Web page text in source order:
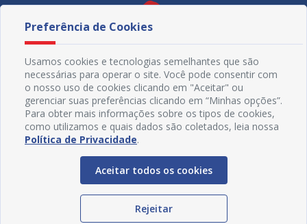
Redes Sociais
Preferência de Cookies
Usamos cookies e tecnologias semelhantes que são
necessárias para operar o site. Você pode consentir com
o nosso uso de cookies clicando em "Aceitar" ou
gerenciar suas preferências clicando em “Minhas opções”.
Para obter mais informações sobre os tipos de cookies,
como utilizamos e quais dados são coletados, leia nossa
Política de Privacidade.
Aceitar todos os cookies
Rejeitar